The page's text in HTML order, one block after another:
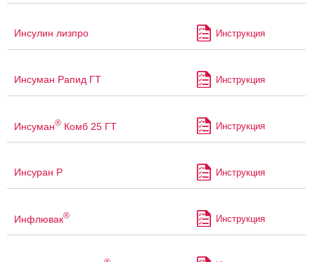
Инсулин лизпро Инструкция
Инсуман Рапид ГТ Инструкция
Инсуман® Комб 25 ГТ Инструкция
Инсуран Р Инструкция
Инфлювак® Инструкция